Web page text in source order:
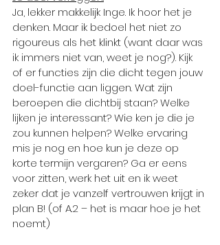
Ja, lekker makkelijk Inge. Ik hoor het je
denken. Maar ik bedoel het niet zo
rigoureus als het klinkt (want daar was
ik immers niet van, weet je nog?). Kijk
of er functies zijn die dicht tegen jouw
doel-functie aan liggen. Wat zijn
beroepen die dichtbij staan? Welke
lijken je interessant? Wie ken je die je
zou kunnen helpen? Welke ervaring
mis je nog en hoe kun je deze op
korte termijn vergaren? Ga er eens
voor zitten, werk het uit en ik weet
zeker dat je vanzelf vertrouwen krijgt in
plan B! (of A.2 – het is maar hoe je het
noemt)